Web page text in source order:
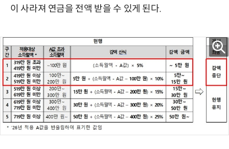
이 사라져 연금을 전액 받을 수 있게 된다.